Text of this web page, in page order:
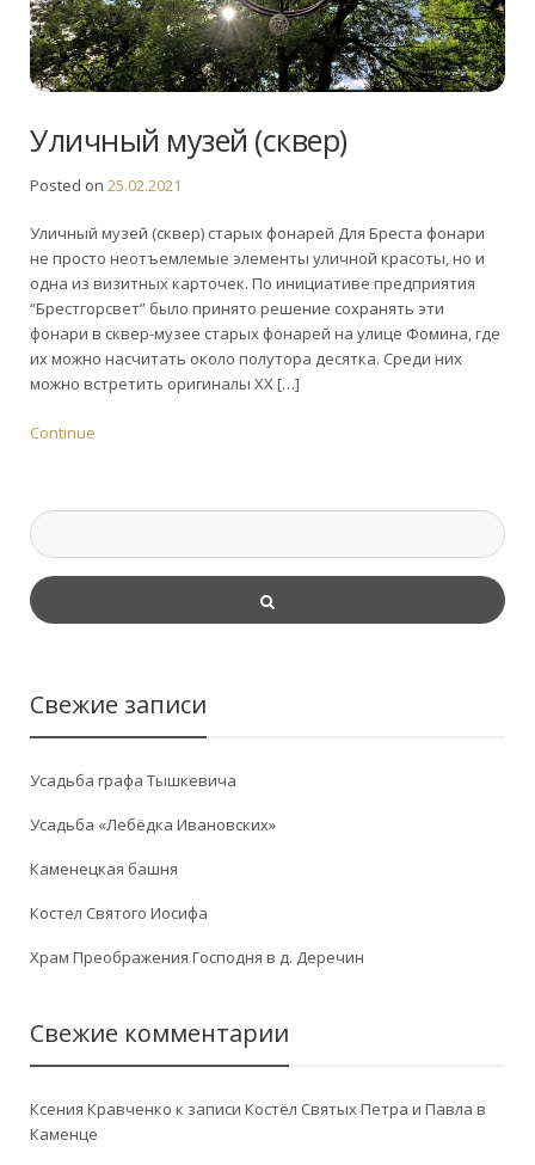
Уличный музей (сквер)
Posted on 25.02.2021
Уличный музей (сквер) старых фонарей Для Бреста фонари
не просто неотъемлемые элементы уличной красоты, но и
одна из визитных карточек. По инициативе предприятия
“Брестгорсвет” было принято решение сохранять эти
фонари в сквер-музее старых фонарей на улице Фомина, где
их можно насчитать около полутора десятка. Среди них
можно встретить оригиналы ХХ […]
Continue
Свежие записи
Усадьба графа Тышкевича
Усадьба «Лебёдка Ивановских»
Каменецкая башня
Костел Святого Иосифа
Храм Преображения Господня в д. Деречин
Свежие комментарии
Ксения Кравченко к записи Костёл Святых Петра и Павла в
Каменце